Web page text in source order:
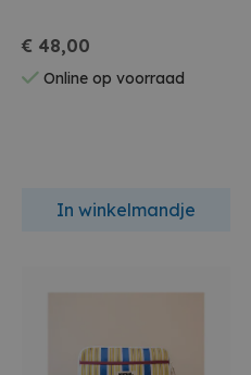
€ 48,00
Online op voorraad
In winkelmandje